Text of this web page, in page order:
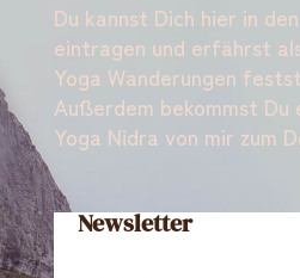
Du kannst Dich hier in
eintragen und erfährst
Yoga Wanderungen
Außerdem bekommst Du
Yoga Nidra von mir zum
Newsletter